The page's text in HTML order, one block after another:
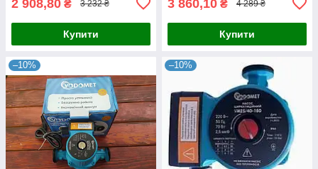
2 908,80 ₴ 3 232 ₴
Купити
3 860,10 ₴ 4 289 ₴
Купити
–10% –10%